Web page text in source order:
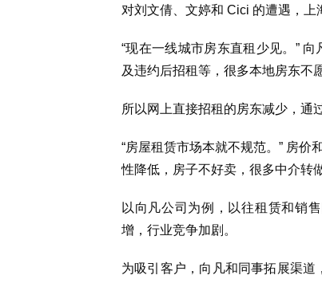
对刘文倩、文婷和 Cici 的遭遇，上
“现在一线城市房东直租少见。”
及违约后招租等，很多本地房东不
所以网上直接招租的房东减少，通
“房屋租赁市场本就不规范。” 房价
性降低，房子不好卖，很多中介转
以向凡公司为例，以往租赁和销
增，行业竞争加剧。
为吸引客户，向凡和同事拓展渠道